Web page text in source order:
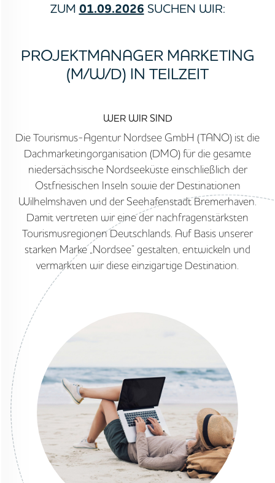
ZUM 01.09.2026 SUCHEN WIR:
PROJEKTMANAGER MARKETING
(M/W/D) IN TEILZEIT
WER WIR SIND
Die Tourismus-Agentur Nordsee GmbH (TANO) ist die
Dachmarketingorganisation (DMO) für die gesamte
niedersächsische Nordseeküste einschließlich der
Ostfriesischen Inseln sowie der Destinationen
Wilhelmshaven und der Seehafenstadt Bremerhaven.
Damit vertreten wir eine der nachfragenstärksten
Tourismusregionen Deutschlands. Auf Basis unserer
starken Marke „Nordsee“ gestalten, entwickeln und
vermarkten wir diese einzigartige Destination.